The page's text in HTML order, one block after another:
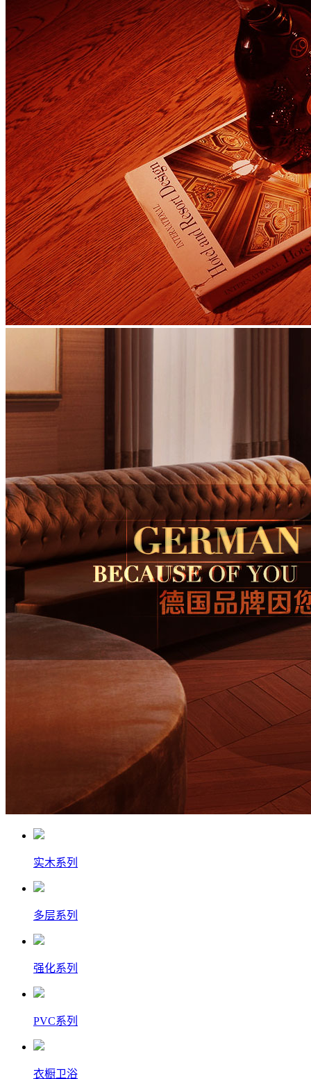
实木系列
多层系列
强化系列
PVC系列
衣橱卫浴